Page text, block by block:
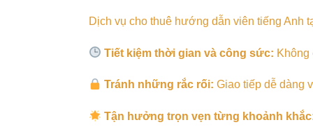
Dịch vụ cho thuê hướng dẫn viên tiếng Anh
Tiết kiệm thời gian và công sức: Không
Tránh những rắc rối: Giao tiếp dễ dàng
Tận hưởng trọn vẹn từng khoảnh